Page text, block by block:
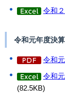
令和
令和元年度決
令和
令和
(82.5KB)